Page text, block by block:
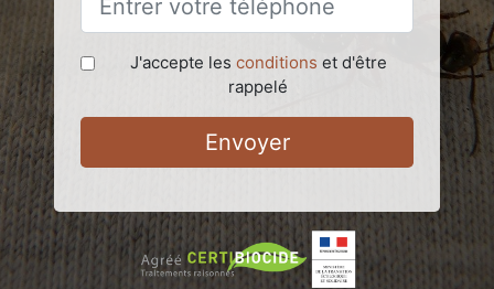
J'accepte les conditions et d'être
rappelé
Envoyer